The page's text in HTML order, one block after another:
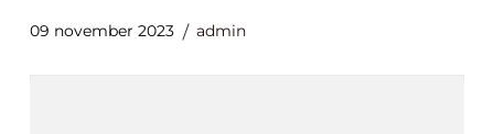
09 november 2023 admin